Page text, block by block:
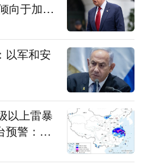
向于加大
以军和安
以上雷暴
预警：今
大暴雨